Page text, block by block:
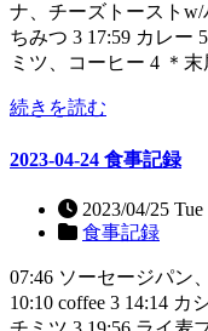
ナ、チーズトーストw/
ちみつ 3 17:59 カレー
ミツ、コーヒー 4 ＊
続きを読む
2023-04-24 食事記録
2023/04/25 Tue
食事記録
07:46 ソーセージパン
10:10 coffee 3 14:14